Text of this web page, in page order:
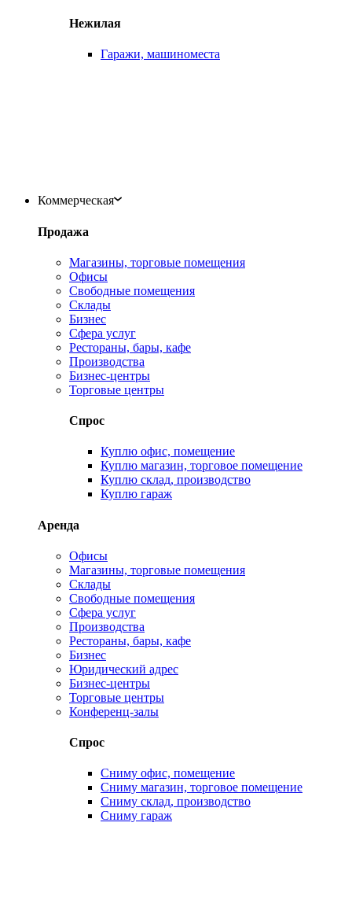
Нежилая
Гаражи, машиноместа
Коммерческая
Продажа
Магазины, торговые помещения
Офисы
Свободные помещения
Склады
Бизнес
Сфера услуг
Рестораны, бары, кафе
Производства
Бизнес-центры
Торговые центры
Спрос
Куплю офис, помещение
Куплю магазин, торговое помещение
Куплю склад, производство
Куплю гараж
Аренда
Офисы
Магазины, торговые помещения
Склады
Свободные помещения
Сфера услуг
Производства
Рестораны, бары, кафе
Бизнес
Юридический адрес
Бизнес-центры
Торговые центры
Конференц-залы
Спрос
Сниму офис, помещение
Сниму магазин, торговое помещение
Сниму склад, производство
Сниму гараж